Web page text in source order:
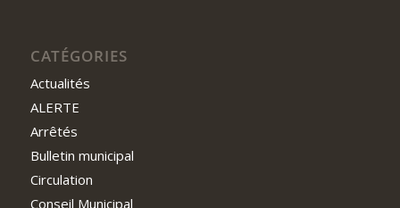
CATÉGORIES
Actualités
ALERTE
Arrêtés
Bulletin municipal
Circulation
Conseil Municipal